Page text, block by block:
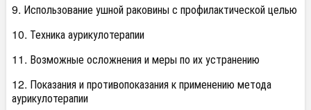
9. Использование ушной раковины с профилактической целью
10. Техника аурикулотерапии
11. Возможные осложнения и меры по их устранению
12. Показания и противопоказания к применению метода
аурикулотерапии